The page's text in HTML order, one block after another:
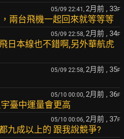
05/09 22:41, 2月前 , 33F
兩台飛機一起回來就等等等
05/09 22:58, 2月前 , 34F
日本線也不錯啊,另外華航虎
05/09 22:58, 2月前 , 35F
05/10 00:00, 2月前 , 36F
臺中運量會更高
05/10 00:06, 2月前 , 37F
九成以上的 跟我說競爭?